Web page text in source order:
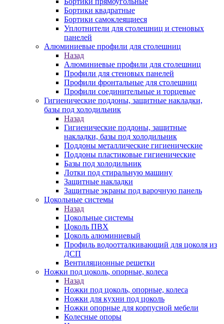
Бортики квадратные
Бортики самоклеящиеся
Уплотнители для столешниц и стеновых
панелей
Алюминиевые профили для столешниц
Назад
Алюминиевые профили для столешниц
Профили для стеновых панелей
Профили фронтальные для столешниц
Профили соединительные и торцевые
Гигиенические поддоны, защитные накладки,
базы под холодильник
Назад
Гигиенические поддоны, защитные
накладки, базы под холодильник
Поддоны металлические гигиенические
Поддоны пластиковые гигиенические
Базы под холодильник
Лотки под стиральную машину
Защитные накладки
Защитные экраны под варочную панель
Цокольные системы
Назад
Цокольные системы
Цоколь ПВХ
Цоколь алюминиевый
Профиль водоотталкивающий для цоколя из
ДСП
Вентиляционные решетки
Ножки под цоколь, опорные, колеса
Назад
Ножки под цоколь, опорные, колеса
Ножки для кухни под цоколь
Ножки опорные для корпусной мебели
Колесные опоры